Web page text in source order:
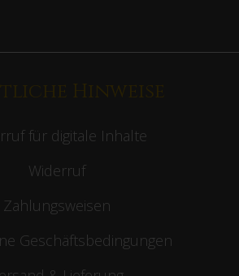
Hinweise
für digitale Inhalte
Widerruf
Zahlungsweisen
Geschäftsbedingungen